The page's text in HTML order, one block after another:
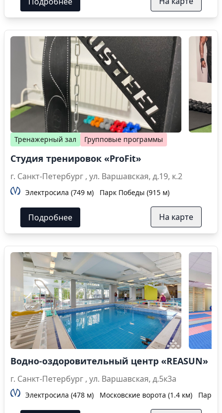
Тренажерный зал Групповые программы
Студия тренировок «ProFit»
г. Санкт-Петербург , ул. Варшавская, д.19, к.2
Электросила (749 м) Парк Победы (915 м)
Подробнее На карте
Водно-оздоровительный центр «REASUN»
г. Санкт-Петербург , ул. Варшавская, д.5к3а
Электросила (478 м) Московские ворота (1.4 км) Парк